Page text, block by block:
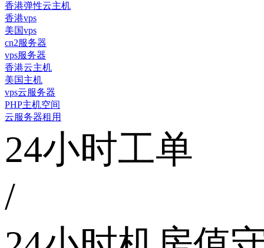
香港弹性云主机
香港vps
美国vps
cn2服务器
vps服务器
香港云主机
美国主机
vps云服务器
PHP主机空间
云服务器租用
24小时工单
/